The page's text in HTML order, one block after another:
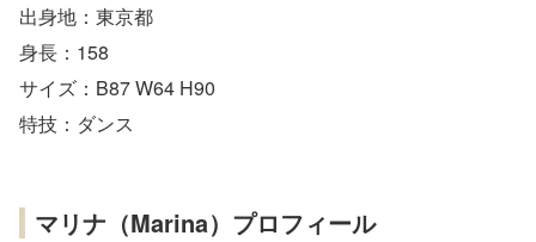
出身地：東京都
身長：158
サイズ：B87 W64 H90
特技：ダンス
マリナ（Marina）プロフィール